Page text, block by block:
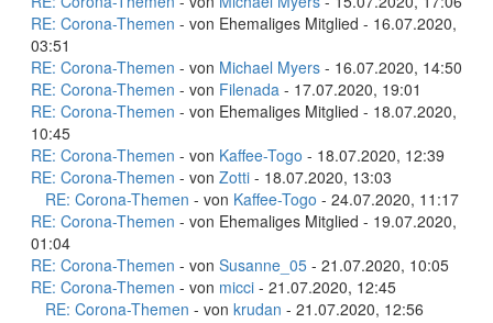
RE: Corona-Themen - von Ehemaliges Mitglied - 16.07.2020,
03:51
RE: Corona-Themen - von Michael Myers - 16.07.2020, 14:50
RE: Corona-Themen - von Filenada - 17.07.2020, 19:01
RE: Corona-Themen - von Ehemaliges Mitglied - 18.07.2020,
10:45
RE: Corona-Themen - von Kaffee-Togo - 18.07.2020, 12:39
RE: Corona-Themen - von Zotti - 18.07.2020, 13:03
RE: Corona-Themen - von Kaffee-Togo - 24.07.2020, 11:17
RE: Corona-Themen - von Ehemaliges Mitglied - 19.07.2020,
01:04
RE: Corona-Themen - von Susanne_05 - 21.07.2020, 10:05
RE: Corona-Themen - von micci - 21.07.2020, 12:45
RE: Corona-Themen - von krudan - 21.07.2020, 12:56